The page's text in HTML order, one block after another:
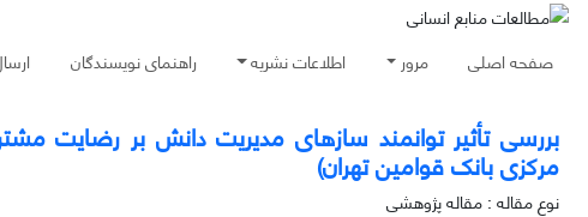
صفحه اصلی مرور اطلاعات نشریه راهنمای نویسندگان
بررسی تأثیر توانمند سازهای مدیریت دانش بر رضایت
مرکزی بانک قوامین تهران)
نوع مقاله : مقاله پژوهشی